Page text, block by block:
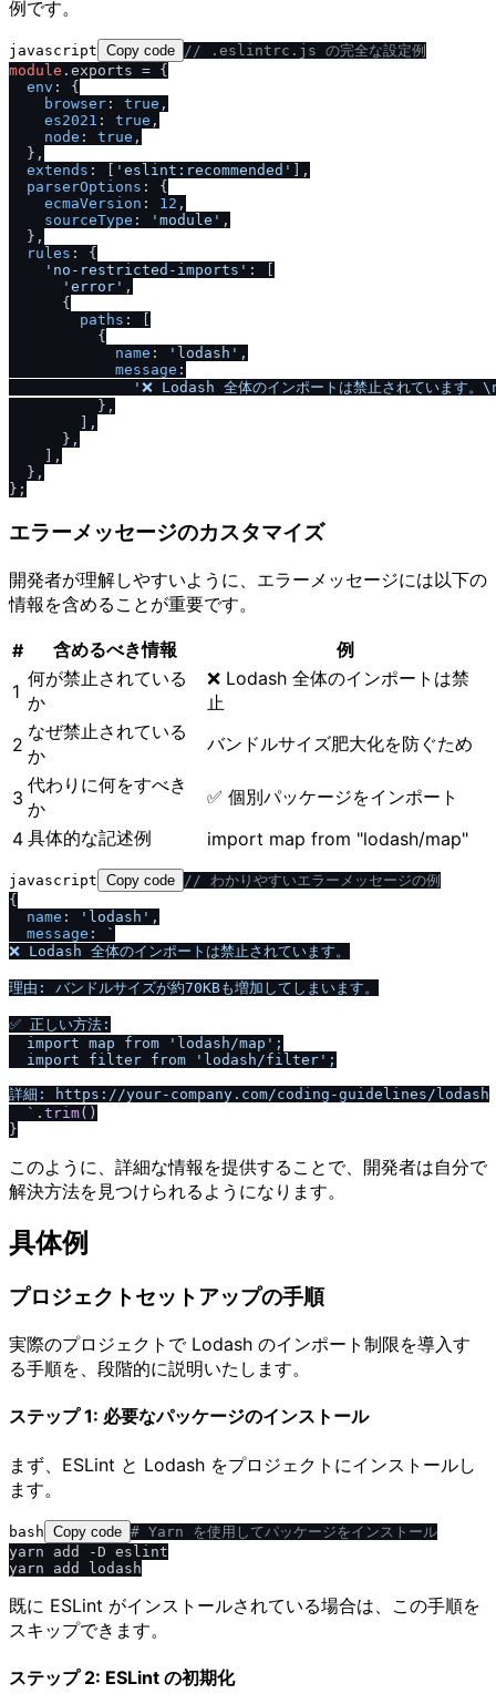
例です。
javascript Copy code // .eslintrc.js の完全な設定例
module . exports = {
env : {
browser : true ,
es2021 : true ,
node : true ,
  },
extends : [ 'eslint:recommended'
],
parserOptions : {
ecmaVersion : 12 ,
sourceType : 'module' ,
  },
rules : {
'no-restricted-imports' : [
'error' ,
      {
paths : [
          {
name : 'lodash' ,
message :
'❌ Lodash 全体のインポートは禁止されています
          },
        ],
      },
    ],
  },
エラーメッセージのカスタマイズ
開発者が理解しやすいように、エラーメッセージには以下の
情報を含めることが重要です。
# 含めるべき情報
例
1
何が禁止されている
か
❌ Lodash 全体のインポートは禁
止
2
なぜ禁止されている
か
バンドルサイズ肥大化を防ぐため
3
代わりに何をすべき
か
✅ 個別パッケージをインポート
4 具体的な記述例 import map from "lodash/map"
javascript Copy code / / わかりやすいエラーメッセージの例
{
name : 'lodash' ,
message :
`
❌ Lodash 全体のインポートは禁止されています。
理由: バンドルサイズが約70KBも増加してしまいます。
✅ 正しい方法:
  import map from 'lodash
/map';
  import filter from 'lodash
/filter';
詳細: https: / /your-company.com/coding-guidelines /lodash
  `
. trim()
このように、詳細な情報を提供することで、開発者は自分で
解決方法を見つけられるようになります。
具体例
プロジェクトセットアップの手順
実際のプロジェクトで Lodash のインポート制限を導入す
る手順を、段階的に説明いたします。
ステップ 1: 必要なパッケージのインストール
まず、ESLint と Lodash をプロジェクトにインストールし
ます。
bash Copy code # Yarn を使用してパッケージをインストール
yarn add -D eslint
既に ESLint がインストールされている場合は、この手順を
スキップできます。
ステップ 2: ESLint の初期化